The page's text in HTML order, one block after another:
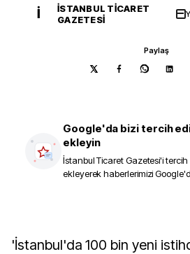
İ
İSTANBUL TICARET
GAZETESI
Paylaş
Google'da bizi tercih
ekleyin
İstanbul Ticaret Gazetesi'i
ekleyerek haberlerimizi
'İstanbul'da 100 bin yeni